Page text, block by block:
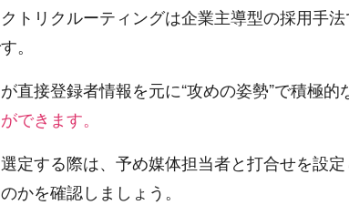
トリクルーティングは企業主導型の採用手
。
直接登録者情報を元に“攻めの姿勢”で積極的
できます。
定する際は、予め媒体担当者と打合せを設
かを確認しましょう。